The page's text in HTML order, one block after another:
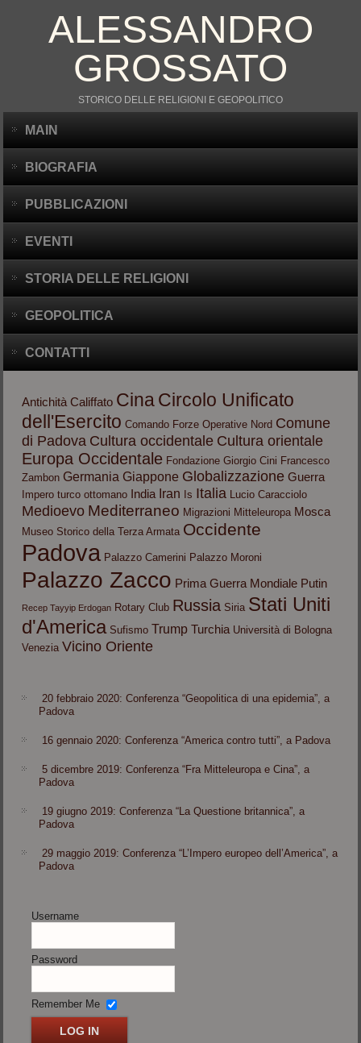
ALESSANDRO
GROSSATO
STORICO DELLE RELIGIONI E GEOPOLITICO
MAIN
BIOGRAFIA
PUBBLICAZIONI
EVENTI
STORIA DELLE RELIGIONI
GEOPOLITICA
CONTATTI
Antichità Califfato CinaCircolo Unificato
dell'Esercito Comando Forze Operative Nord Comune
di Padova Cultura occidentale Cultura orientale
Europa Occidentale Fondazione Giorgio Cini Francesco
Zambon Germania Giappone Globalizzazione Guerra
Impero turco ottomano India Iran Is Italia Lucio Caracciolo
Medioevo Mediterraneo Migrazioni Mitteleuropa Mosca
Museo Storico della Terza Armata Occidente
Padova Palazzo Camerini Palazzo Moroni
Palazzo Zacco Prima Guerra Mondiale Putin
Recep Tayyip Erdogan Rotary Club Russia Siria Stati Uniti
d'America Sufismo Trump Turchia Università di Bologna
Venezia Vicino Oriente
20 febbraio 2020: Conferenza “Geopolitica di una epidemia”, a
Padova
16 gennaio 2020: Conferenza “America contro tutti”, a Padova
5 dicembre 2019: Conferenza “Fra Mitteleuropa e Cina”, a
Padova
19 giugno 2019: Conferenza “La Questione britannica”, a
Padova
29 maggio 2019: Conferenza “L’Impero europeo dell’America”, a
Padova
Username
Password
Remember Me